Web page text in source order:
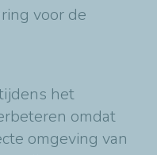
voor de
het
omdat
omgeving van